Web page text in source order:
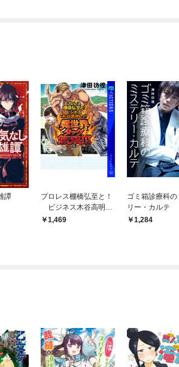
譚
プロレス棚橋弘至と！
ビジネス木谷高明
の！！ 異世界タッグ
1,469
ゴミ箱診療科の
リー・カルテ
1,284